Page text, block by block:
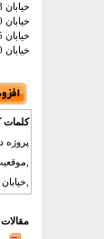
خیابان 18 متری
خیابان 20 متری
خیابان 35 متری-بلوار سید رضی-معلم و فرهنگ
خیابان 40 متری-بلوار امامت
کلمات
پروژه